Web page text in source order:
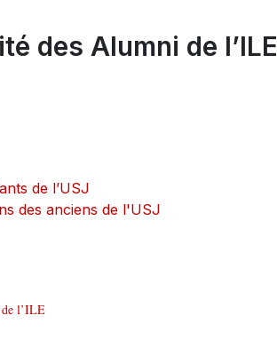
des Alumni de l’ILE
de l’USJ
des anciens de l'USJ